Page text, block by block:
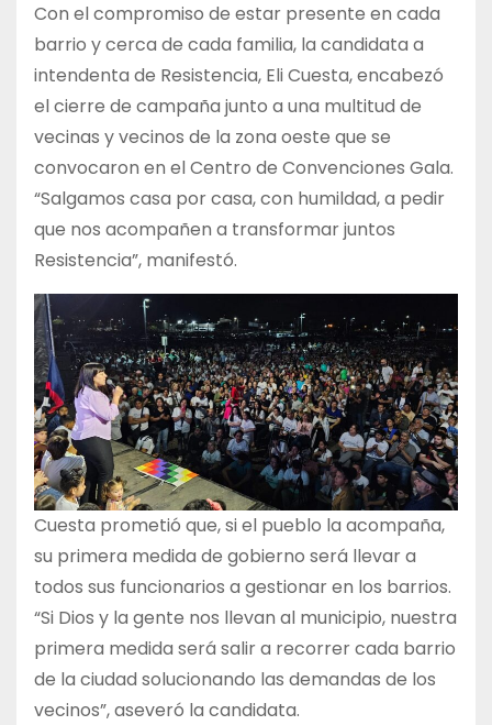
Con el compromiso de estar presente en cada
barrio y cerca de cada familia, la candidata a
intendenta de Resistencia, Eli Cuesta, encabezó
el cierre de campaña junto a una multitud de
vecinas y vecinos de la zona oeste que se
convocaron en el Centro de Convenciones Gala.
“Salgamos casa por casa, con humildad, a pedir
que nos acompañen a transformar juntos
Resistencia”, manifestó.
Cuesta prometió que, si el pueblo la acompaña,
su primera medida de gobierno será llevar a
todos sus funcionarios a gestionar en los barrios.
“Si Dios y la gente nos llevan al municipio, nuestra
primera medida será salir a recorrer cada barrio
de la ciudad solucionando las demandas de los
vecinos”, aseveró la candidata.